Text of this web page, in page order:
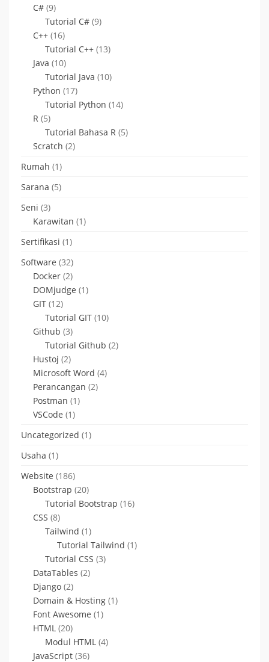
C# (9)
Tutorial C# (9)
C++ (16)
Tutorial C++ (13)
Java (10)
Tutorial Java (10)
Python (17)
Tutorial Python (14)
R (5)
Tutorial Bahasa R (5)
Scratch (2)
Rumah (1)
Sarana (5)
Seni (3)
Karawitan (1)
Sertifikasi (1)
Software (32)
Docker (2)
DOMjudge (1)
GIT (12)
Tutorial GIT (10)
Github (3)
Tutorial Github (2)
Hustoj (2)
Microsoft Word (4)
Perancangan (2)
Postman (1)
VSCode (1)
Uncategorized (1)
Usaha (1)
Website (186)
Bootstrap (20)
Tutorial Bootstrap (16)
CSS (8)
Tailwind (1)
Tutorial Tailwind (1)
Tutorial CSS (3)
DataTables (2)
Django (2)
Domain & Hosting (1)
Font Awesome (1)
HTML (20)
Modul HTML (4)
JavaScript (36)